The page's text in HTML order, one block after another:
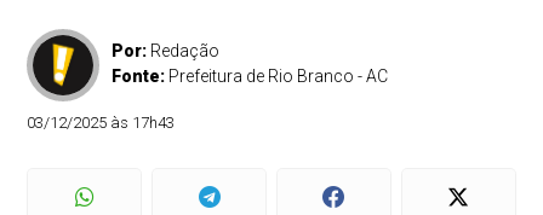
Por: Redação
Fonte: Prefeitura de Rio Branco - AC
03/12/2025 às 17h43